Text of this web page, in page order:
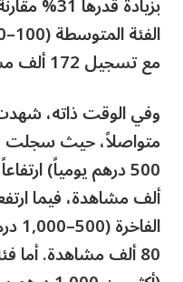
مع تسجيل 172 ألف مشاهدة، بارتفاع بلغ 12.7%.
وفي الوقت ذاته،
ألف مشاهدة، فيما
80 ألف مشاهدة. أما